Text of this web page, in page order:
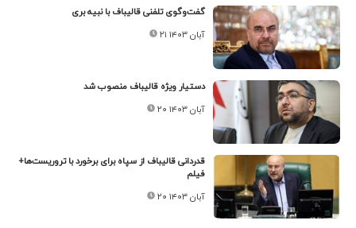
گفت‌و‌گوی تلفنی قالیباف با نبیه بری
۲۱ آبان ۱۴۰۳
دستیار ویژه قالیباف منصوب شد
۲۰ آبان ۱۴۰۳
قدردانی قالیباف از سپاه برای برخورد با تروریست‌ها+
فیلم
۲۰ آبان ۱۴۰۳